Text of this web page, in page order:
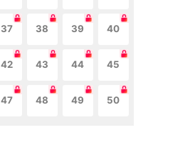
37 38 39 40
42 43 44 45
47 48 49 50